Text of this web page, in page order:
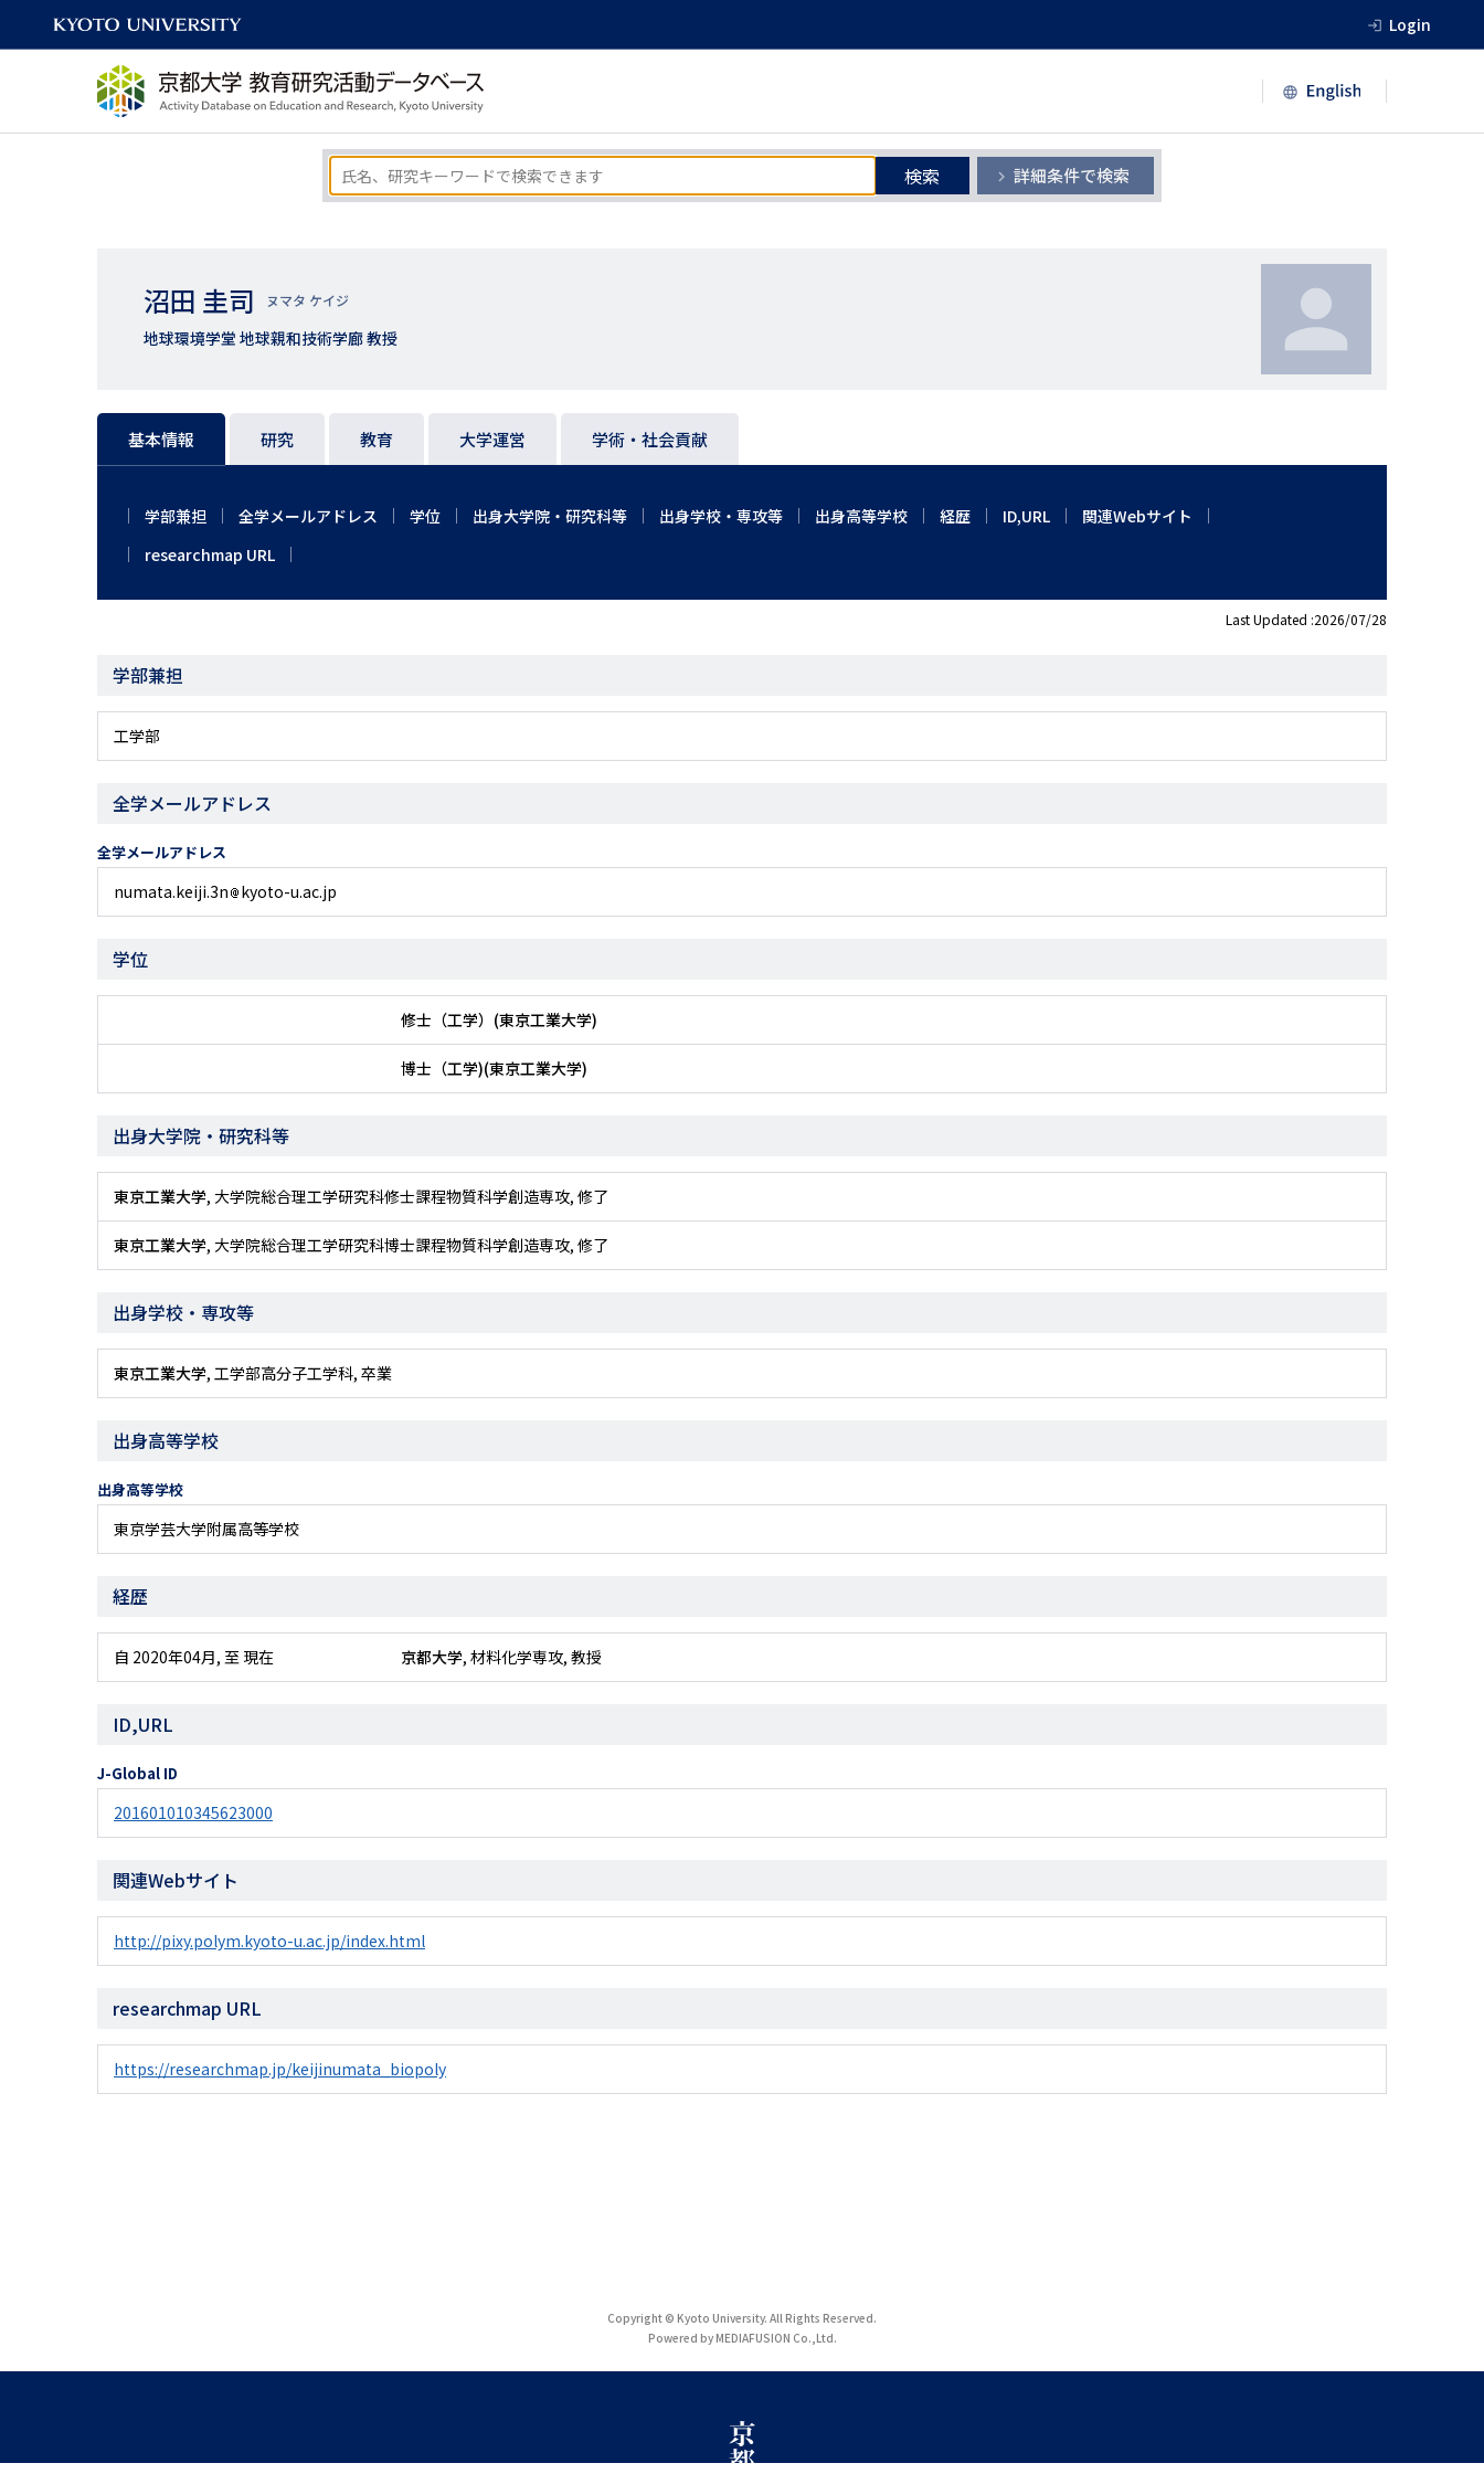
Login
検索 詳細条件で検索
沼田 圭司 ヌマタ ケイジ
地球環境学堂 地球親和技術学廊 教授
基本情報 研究 教育 大学運営 学術・社会貢献
学部兼担 全学メールアドレス 学位 出身大学院・研究科等 出身学校・専攻等 出身高等学校 経歴 ID,URL
関連Webサイト
researchmap URL
Last Updated :2026/07/28
学部兼担
工学部
全学メールアドレス
全学メールアドレス
numata.keiji.3n kyoto-u.ac.jp
学位
修士（工学）(東京工業大学)
博士（工学)(東京工業大学)
出身大学院・研究科等
東京工業大学, 大学院総合理工学研究科修士課程物質科学創造専攻, 修了
東京工業大学, 大学院総合理工学研究科博士課程物質科学創造専攻, 修了
出身学校・専攻等
東京工業大学, 工学部高分子工学科, 卒業
出身高等学校
出身高等学校
東京学芸大学附属高等学校
経歴
自 2020年04月, 至 現在 京都大学, 材料化学専攻, 教授
ID,URL
J-Global ID
201601010345623000
関連Webサイト
http://pixy.polym.kyoto-u.ac.jp/index.html
researchmap URL
https://researchmap.jp/keijinumata_biopoly
Copyright © Kyoto University. All Rights Reserved.
Powered by MEDIAFUSION Co.,Ltd.